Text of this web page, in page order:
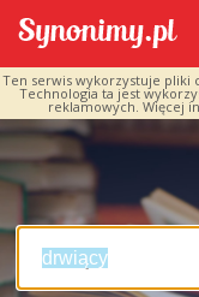
Ten serwis wykorzystuje pliki
Technologia ta jest
reklamowych. Więcej